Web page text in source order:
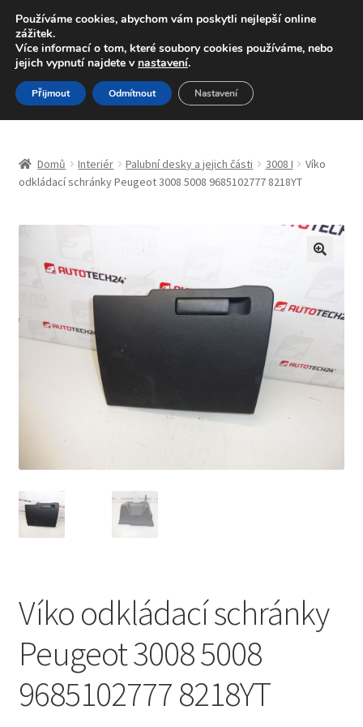
DOPRAVA od 139,-Kč
Volejte po-pá 9-16 704 494 494
Přeskočit
na
navigaci
Přejít
k
obsahu
Blog
Doprava
Ochrana osobních údajů
Pokladna
Reklamační formulář
Reklamační řád
Domů Interiér Palubní desky a jejich části 3008 I
Víko
odkládací schránky Peugeot 3008 5008 9685102777 8218YT
Víko odkládací schránky
Peugeot 3008 5008
9685102777 8218YT
Používáme cookies, abychom vám poskytli nejlepší online
zážitek.
Více informací o tom, které soubory cookies používáme, nebo
jejich vypnutí najdete v nastavení.
Přijmout Odmítnout Nastavení